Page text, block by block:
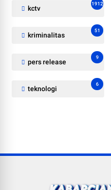
kctv
1912
kriminalitas
51
pers release
9
teknologi
6